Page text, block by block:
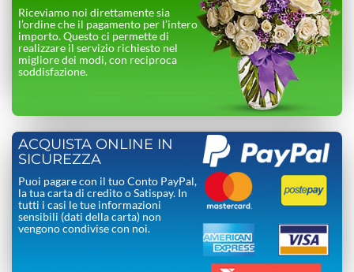
Riceviamo noi direttamente sia
l’ordine che il pagamento per l’intero
importo. Questo ci permette di
realizzare il servizio richiesto nel
migliore dei modi, con reciproca
soddisfazione.
ACQUISTA ONLINE IN
SICUREZZA
Puoi pagare con il tuo Conto PayPal,
la tua carta di credito o Satispay. In
tutti i casi le tue informazioni
sensibili (dati della carta) non
vengono condivise con noi.